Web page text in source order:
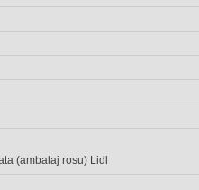
(ambalaj rosu) Lidl